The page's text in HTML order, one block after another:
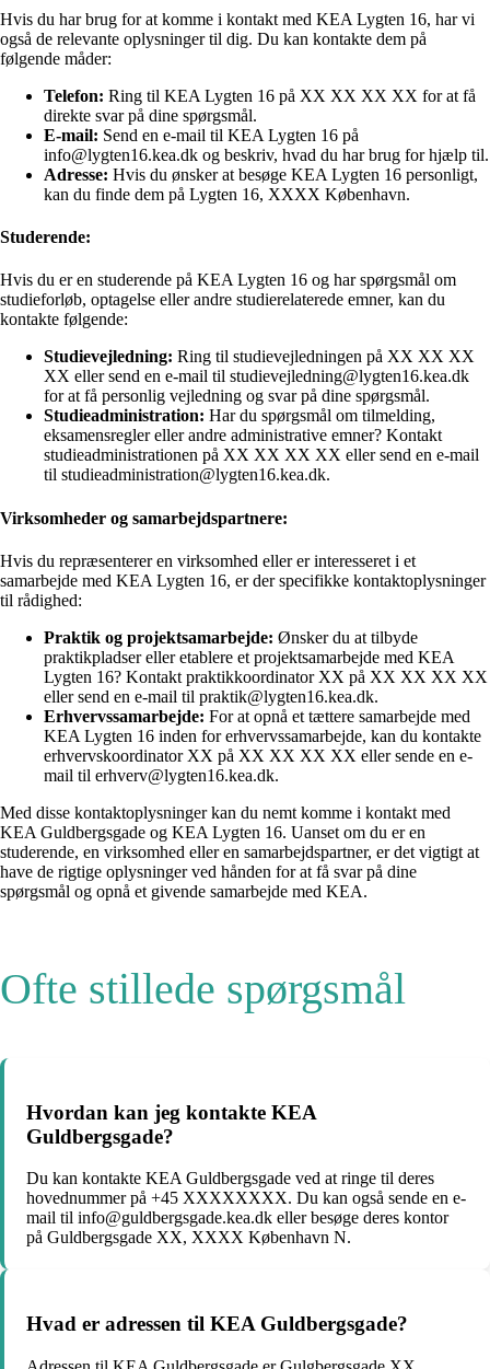
Hvis du har brug for at komme i kontakt med KEA Lygten 16, har vi
også de relevante oplysninger til dig. Du kan kontakte dem på
følgende måder:
Telefon: Ring til KEA Lygten 16 på XX XX XX XX for at få
direkte svar på dine spørgsmål.
E-mail: Send en e-mail til KEA Lygten 16 på
info@lygten16.kea.dk og beskriv, hvad du har brug for hjælp til.
Adresse: Hvis du ønsker at besøge KEA Lygten 16 personligt,
kan du finde dem på Lygten 16, XXXX København.
Studerende:
Hvis du er en studerende på KEA Lygten 16 og har spørgsmål om
studieforløb, optagelse eller andre studierelaterede emner, kan du
kontakte følgende:
Studievejledning: Ring til studievejledningen på XX XX XX
XX eller send en e-mail til studievejledning@lygten16.kea.dk
for at få personlig vejledning og svar på dine spørgsmål.
Studieadministration: Har du spørgsmål om tilmelding,
eksamensregler eller andre administrative emner? Kontakt
studieadministrationen på XX XX XX XX eller send en e-mail
til studieadministration@lygten16.kea.dk.
Virksomheder og samarbejdspartnere:
Hvis du repræsenterer en virksomhed eller er interesseret i et
samarbejde med KEA Lygten 16, er der specifikke kontaktoplysninger
til rådighed:
Praktik og projektsamarbejde: Ønsker du at tilbyde
praktikpladser eller etablere et projektsamarbejde med KEA
Lygten 16? Kontakt praktikkoordinator XX på XX XX XX XX
eller send en e-mail til praktik@lygten16.kea.dk.
Erhvervssamarbejde: For at opnå et tættere samarbejde med
KEA Lygten 16 inden for erhvervssamarbejde, kan du kontakte
erhvervskoordinator XX på XX XX XX XX eller sende en e-
mail til erhverv@lygten16.kea.dk.
Med disse kontaktoplysninger kan du nemt komme i kontakt med
KEA Guldbergsgade og KEA Lygten 16. Uanset om du er en
studerende, en virksomhed eller en samarbejdspartner, er det vigtigt at
have de rigtige oplysninger ved hånden for at få svar på dine
spørgsmål og opnå et givende samarbejde med KEA.
Ofte stillede spørgsmål
Hvordan kan jeg kontakte KEA
Guldbergsgade?
Du kan kontakte KEA Guldbergsgade ved at ringe til deres
hovednummer på +45 XXXXXXXX. Du kan også sende en e-
mail til info@guldbergsgade.kea.dk eller besøge deres kontor
på Guldbergsgade XX, XXXX København N.
Hvad er adressen til KEA Guldbergsgade?